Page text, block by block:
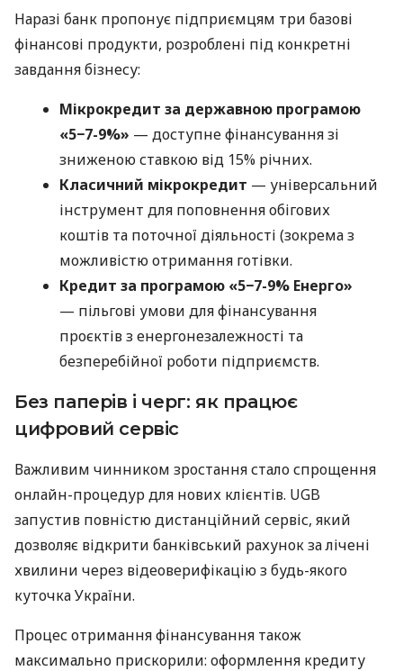
Наразі банк пропонує підприємцям три базові
фінансові продукти, розроблені під конкретні
завдання бізнесу:
Мікрокредит за державною програмою
«5−7-9%» — доступне фінансування зі
зниженою ставкою від 15% річних.
Класичний мікрокредит — універсальний
інструмент для поповнення обігових
коштів та поточної діяльності (зокрема з
можливістю отримання готівки.
Кредит за програмою «5−7-9% Енерго»
— пільгові умови для фінансування
проєктів з енергонезалежності та
безперебійної роботи підприємств.
Без паперів і черг: як працює
цифровий сервіс
Важливим чинником зростання стало спрощення
онлайн-процедур для нових клієнтів. UGB
запустив повністю дистанційний сервіс, який
дозволяє відкрити банківський рахунок за лічені
хвилини через відеоверифікацію з будь-якого
куточка України.
Процес отримання фінансування також
максимально прискорили: оформлення кредиту